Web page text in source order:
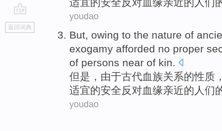
go
top
返回词典
youdao
But owing to the nature of
exogamy afforded no proper
of persons near of kin
但是 ， 由于古代血族关系的性质
适宜的安全反对血缘亲近的人们
youdao